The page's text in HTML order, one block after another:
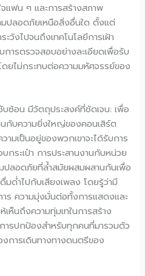
แฟน ๆ และการสร้างสภาพ
ปลอดภัยเหนือสิ่งอื่นใด ตั้งแต่
วังไปจนถึงเทคโนโลยีการเฝ้า
ารตรวจสอบอย่างละเอียดเพื่อรับ
ยไม่กระทบต่อความมหัศจรรย์ของ
ซ้อน มีวัตถุประสงค์ที่ชัดเจน: เพื่อ
นกับความยิ่งใหญ่ของคอนเสิร์ต
มเป็นอยู่ของพวกเขาจะได้รับการ
ระเป๋า การประสานงานกับหน่วย
ปลอดภัยที่ล้ำสมัยผสมผสานกันเพื่อ
มด่ำไปกับเสียงเพลง โดยรู้ว่ามี
ร ความมุ่งมั่นต่อทั้งการแสดงและ
ห็นถึงความทุ่มเทในการสร้าง
ารปกป้องสำหรับทุกคนที่มารวมตัว
การเดินทางทางดนตรีของ